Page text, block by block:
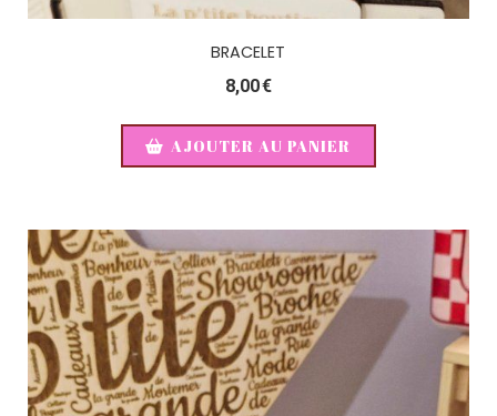
BRACELET
8,00€
AJOUTER AU PANIER